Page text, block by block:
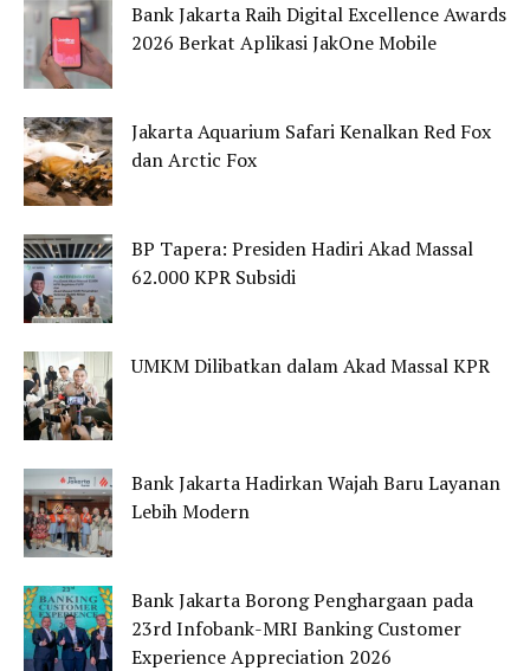
Bank Jakarta Raih Digital Excellence Awards
2026 Berkat Aplikasi JakOne Mobile
Jakarta Aquarium Safari Kenalkan Red Fox
dan Arctic Fox
BP Tapera: Presiden Hadiri Akad Massal
62.000 KPR Subsidi
UMKM Dilibatkan dalam Akad Massal KPR
Bank Jakarta Hadirkan Wajah Baru Layanan
Lebih Modern
Bank Jakarta Borong Penghargaan pada
23rd Infobank-MRI Banking Customer
Experience Appreciation 2026